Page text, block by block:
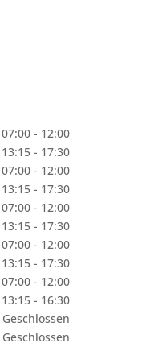
07:00 - 12:00
13:15 - 17:30
07:00 - 12:00
13:15 - 17:30
07:00 - 12:00
13:15 - 17:30
07:00 - 12:00
13:15 - 17:30
07:00 - 12:00
13:15 - 16:30
Geschlossen
Geschlossen